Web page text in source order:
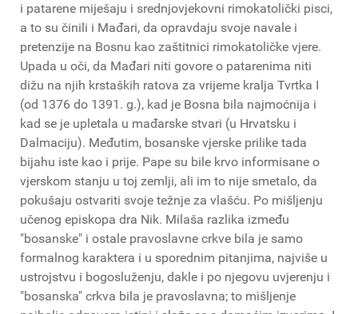
i patarene miješaju i srednjovjekovni rimokatolički pisci,
a to su činili i Mađari, da opravdaju svoje navale i
pretenzije na Bosnu kao zaštitnici rimokatoličke vjere.
Upada u oči, da Mađari niti govore o patarenima niti
dižu na njih krstaških ratova za vrijeme kralja Tvrtka I
(od 1376 do 1391. g.), kad je Bosna bila najmoćnija i
kad se je upletala u mađarske stvari (u Hrvatsku i
Dalmaciju). Međutim, bosanske vjerske prilike tada
bijahu iste kao i prije. Pape su bile krvo informisane o
vjerskom stanju u toj zemlji, ali im to nije smetalo, da
pokušaju ostvariti svoje težnje za vlašću. Po mišljenju
učenog episkopa dra Nik. Milaša razlika između
"bosanske" i ostale pravoslavne crkve bila je samo
formalnog karaktera i u sporednim pitanjima, najviše u
ustrojstvu i bogosluženju, dakle i po njegovu uvjerenju i
"bosanska" crkva bila je pravoslavna; to mišljenje